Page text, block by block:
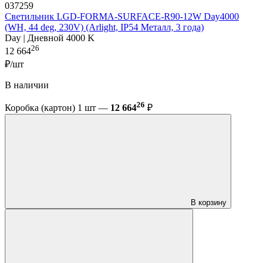
037259
Светильник LGD-FORMA-SURFACE-R90-12W Day4000
(WH, 44 deg, 230V) (Arlight, IP54 Металл, 3 года)
Day | Дневной 4000 K
12 66426
₽/шт
В наличии
Коробка (картон) 1 шт — 12 66426 ₽
В корзину